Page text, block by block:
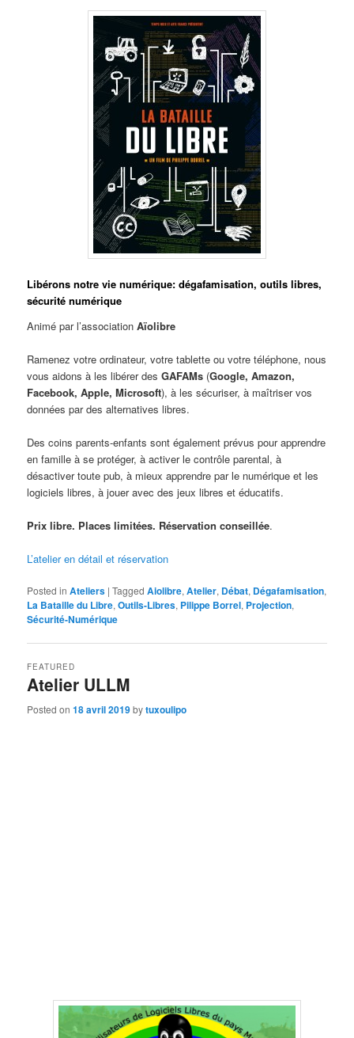
Libérons notre vie numérique: dégafamisation, outils libres,
sécurité numérique
Animé par l’associationAïolibre
Ramenez votre ordinateur, votre tablette ou votre téléphone, nous
vous aidons à les libérer desGAFAMs (Google, Amazon,
Facebook, Apple, Microsoft), à les sécuriser, à maîtriser vos
données par des alternatives libres.
Des coins parents-enfants sont également prévus pour apprendre
en famille à se protéger, à activer le contrôle parental, à
désactiver toute pub, à mieux apprendre par le numérique et les
logiciels libres, à jouer avec des jeux libres et éducatifs.
Prix libre. Places limitées. Réservation conseillée.
L’atelier en détail et réservation
Posted in Ateliers |Tagged Aiolibre,Atelier, Débat, Dégafamisation,
La Bataille du Libre,Outils-Libres, Pilippe Borrel, Projection,
Sécurité-Numérique
Atelier ULLM
FEATURED
Posted on18 avril 2019bytuxoulipo